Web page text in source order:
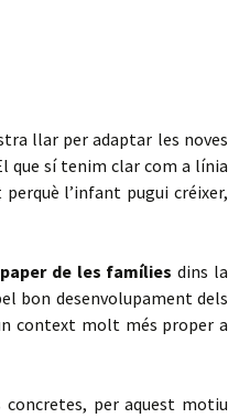
llar per adaptar les noves
que sí tenim clar com a línia
l’infant pugui créixer,
paper de les famílies dins la
bon desenvolupament dels
context molt més proper a
per aquest motiu